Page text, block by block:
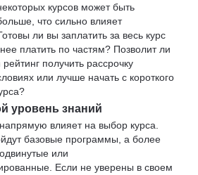
курсов может быть
что сильно влияет
ли вы заплатить за весь курс
платить по частям? Позволит ли
получить рассрочку
или лучше начать с короткого
уровень знаний
влияет на выбор курса.
базовые программы, а более
или
Если не уверены в своем